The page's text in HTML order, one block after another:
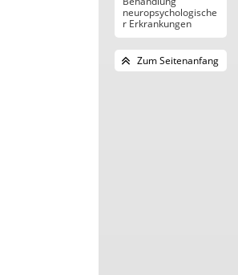
neuropsychologische
r Erkrankungen
Zum Seitenanfang